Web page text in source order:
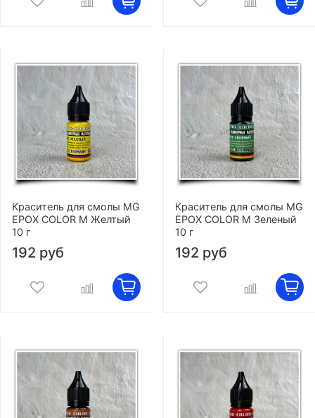
Краситель для смолы MG
EPOX COLOR M Желтый
10 г
192 руб
Краситель для смолы MG
EPOX COLOR M Зеленый
10 г
192 руб